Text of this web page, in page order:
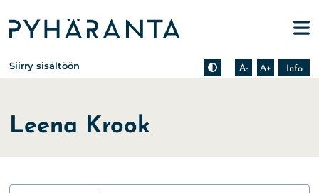
Etusivu
Siirry sisältöön A-
Pienennä tekstin kokoa
A+
Suurenna tekstin kokoa
Info
Tietoa zoomauksesta
Leena Krook